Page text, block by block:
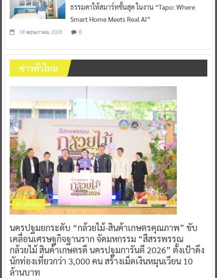
ธรรมดาให้สมาร์ทขั้นสุด ในงาน “Tapo: Where
Smart Home Meets Real AI”
18 พฤษภาคม 2026 0
ข่าวทั่วไทย
ข่าวทั่วไทย
นครปฐมยกระดับ “กล้วยไม้-สินค้าเกษตรคุณภาพ” ขับ
เคลื่อนเศรษฐกิจฐานราก จัดมหกรรม “สีสรรพรรณ
กล้วยไม้ สินค้าเกษตรดี นครปฐมการันตี 2026” ตั้งเป้าดึง
นักท่องเที่ยวกว่า 3,000 คน สร้างเม็ดเงินหมุนเวียน 10
ล้านบาท